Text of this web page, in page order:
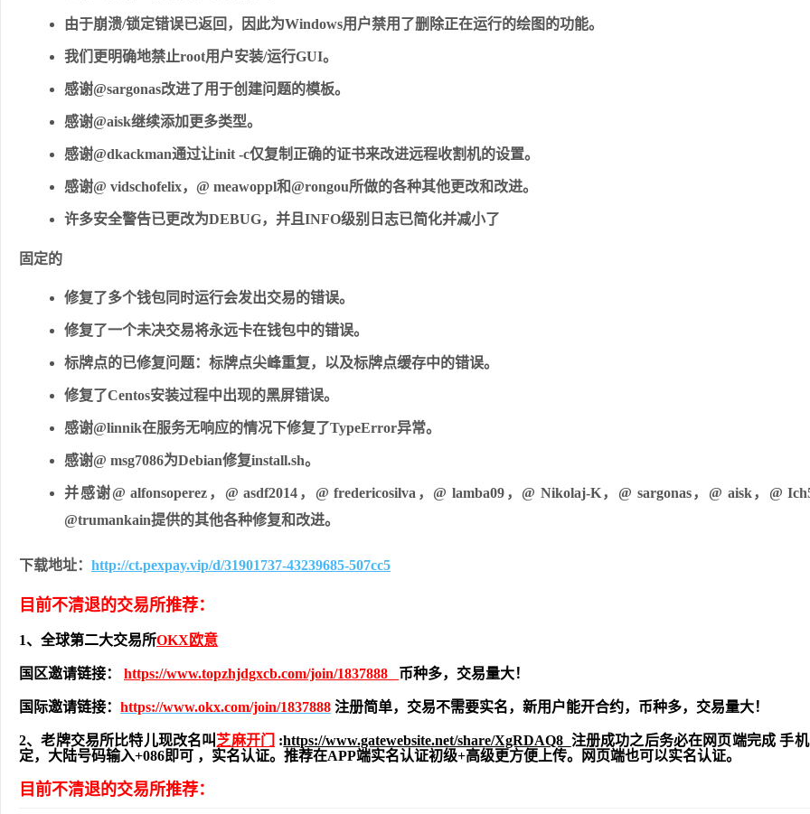
由于崩溃/锁定错误已返回，因此为Windows用户禁用了删除正在运行的绘图的功能。
我们更明确地禁止root用户安装/运行GUI。
感谢@sargonas改进了用于创建问题的模板。
感谢@aisk继续添加更多类型。
感谢@dkackman通过让init -c仅复制正确的证书来改进远程收割机的设置。
感谢@ vidschofelix，@ meawoppl和@rongou所做的各种其他更改和改进。
许多安全警告已更改为DEBUG，并且INFO级别日志已简化并减小了
固定的
修复了多个钱包同时运行会发出交易的错误。
修复了一个未决交易将永远卡在钱包中的错误。
标牌点的已修复问题：标牌点尖峰重复，以及标牌点缓存中的错误。
修复了Centos安装过程中出现的黑屏错误。
感谢@linnik在服务无响应的情况下修复了TypeError异常。
感谢@ msg7086为Debian修复install.sh。
并感谢@ alfonsoperez，@ asdf2014，@ fredericosilva，@ lamba09，@ Nikolaj-K，@ sargonas，@ aisk，@
@trumankain提供的其他各种修复和改进。
下载地址： http://ct.pexpay.vip/d/31901737-43239685-507cc5
目前不清退的交易所推荐：
1、全球第二大交易所OKX欧意
国区邀请链接： https://www.topzhjdgxcb.com/join/1837888 币种多，交易量大！
国际邀请链接： https://www.okx.com/join/1837888 注册简单，交易不需要实名，新用户能开合约， 币种多，交易量大！
2、老牌交易所比特儿现改名叫 芝麻开门 :https://www.gatewebsite.net/share/XgRDAQ8 注册成功之后务必在网页端完成 手
定，大陆号码输入+086即可 ，实名认证。推荐在APP端实名认证初级+高级更方便上传。网页端也可以实名认证。
目前不清退的交易所推荐：